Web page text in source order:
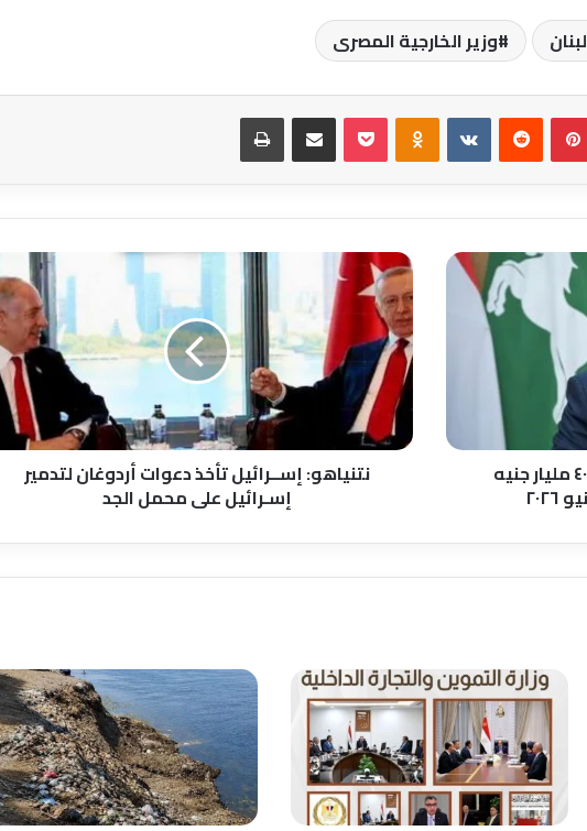
لبنان وزير الخارجية المصرى
بينتيريست Odnoklassniki
‫Pocket مشاركة عبر البريد طباعة
تنفيذ ٨٤١ مشروعًا باستثمارات ٤٠.٤ مليار جنيه
نتنياهو:
إســرائيل
تأخذ
دعوات
أردوغان
لتدمير
إسـرائيل
على
محمل
نتنياهو: إســرائيل تأخذ دعوات أردوغان لتدمير
إسـرائيل على محمل الجد